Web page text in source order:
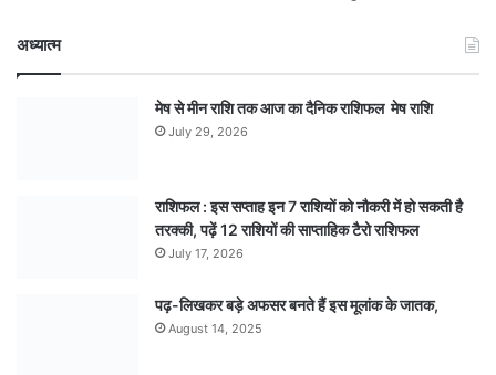
अध्यात्म
मेष से मीन राशि तक आज का दैनिक राशिफल मेष राशि
July 29, 2026
राशिफल : इस सप्ताह इन 7 राशियों को नौकरी में हो सकती है
तरक्की, पढ़ें 12 राशियों की साप्ताहिक टैरो राशिफल
July 17, 2026
पढ़-लिखकर बड़े अफसर बनते हैं इस मूलांक के जातक,
August 14, 2025